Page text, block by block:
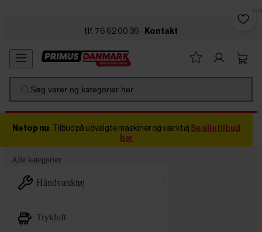
tlf. 76 62 00 36 Kontakt
Søg varer og kategorier her ...
Netop nu: Tilbud på udvalgte maskiner og værktøj Se alle tilbud
her
Alle kategorier
håndværktøj
trykluft